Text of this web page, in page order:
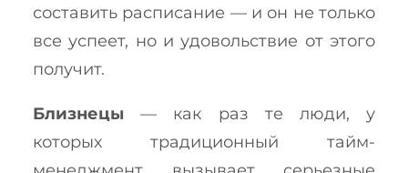
составить расписание — и он не только
все успеет, но и удовольствие от этого
получит.
Близнецы — как раз те люди, у
которых традиционный тайм-